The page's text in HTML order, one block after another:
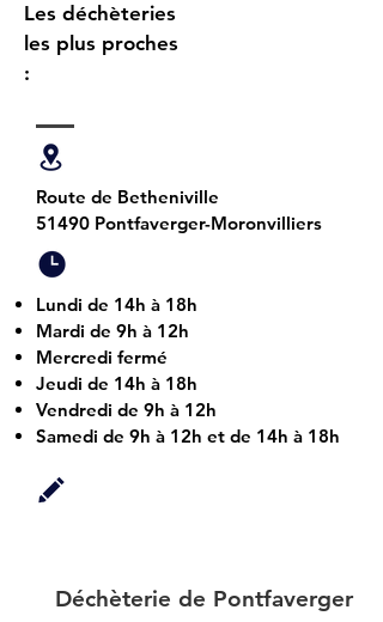
Les déchèteries
les plus proches
:
Route de Betheniville
51490 Pontfaverger-Moronvilliers
Lundi de 14h à 18h
Mardi de 9h à 12h
Mercredi fermé
Jeudi de 14h à 18h
Vendredi de 9h à 12h
Samedi de 9h à 12h et de 14h à 18h
Déchèterie de Pontfaverger